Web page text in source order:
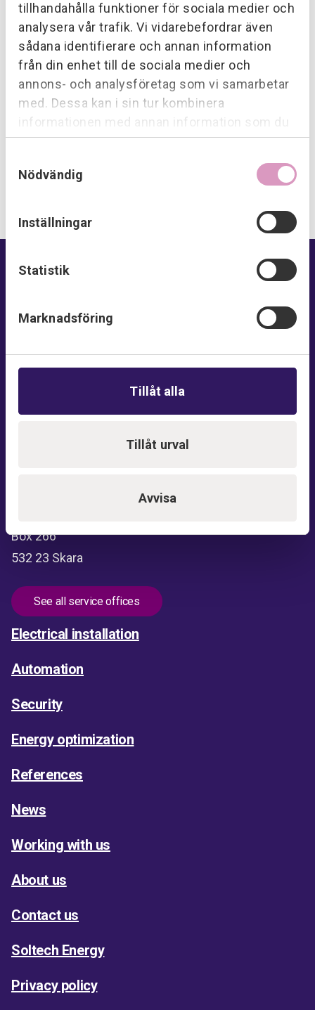
tillhandahålla funktioner för sociala medier och
analysera vår trafik. Vi vidarebefordrar även
sådana identifierare och annan information
från din enhet till de sociala medier och
annons- och analysföretag som vi samarbetar
med. Dessa kan i sin tur kombinera
informationen med annan information som du
har tillhandahållit eller som de har samlat in när
Nödvändig
Inställningar
Statistik
Marknadsföring
Tillåt alla
Tillåt urval
Avvisa
Curious about Provektor? Get in
touch and we'll tell you more!
Contact us
E-mail:contact@provektor.se
0511-240 00
Box 266
532 23 Skara
See all service offices
Electrical installation
Automation
Security
Energy optimization
References
News
Working with us
About us
Contact us
Soltech Energy
Privacy policy